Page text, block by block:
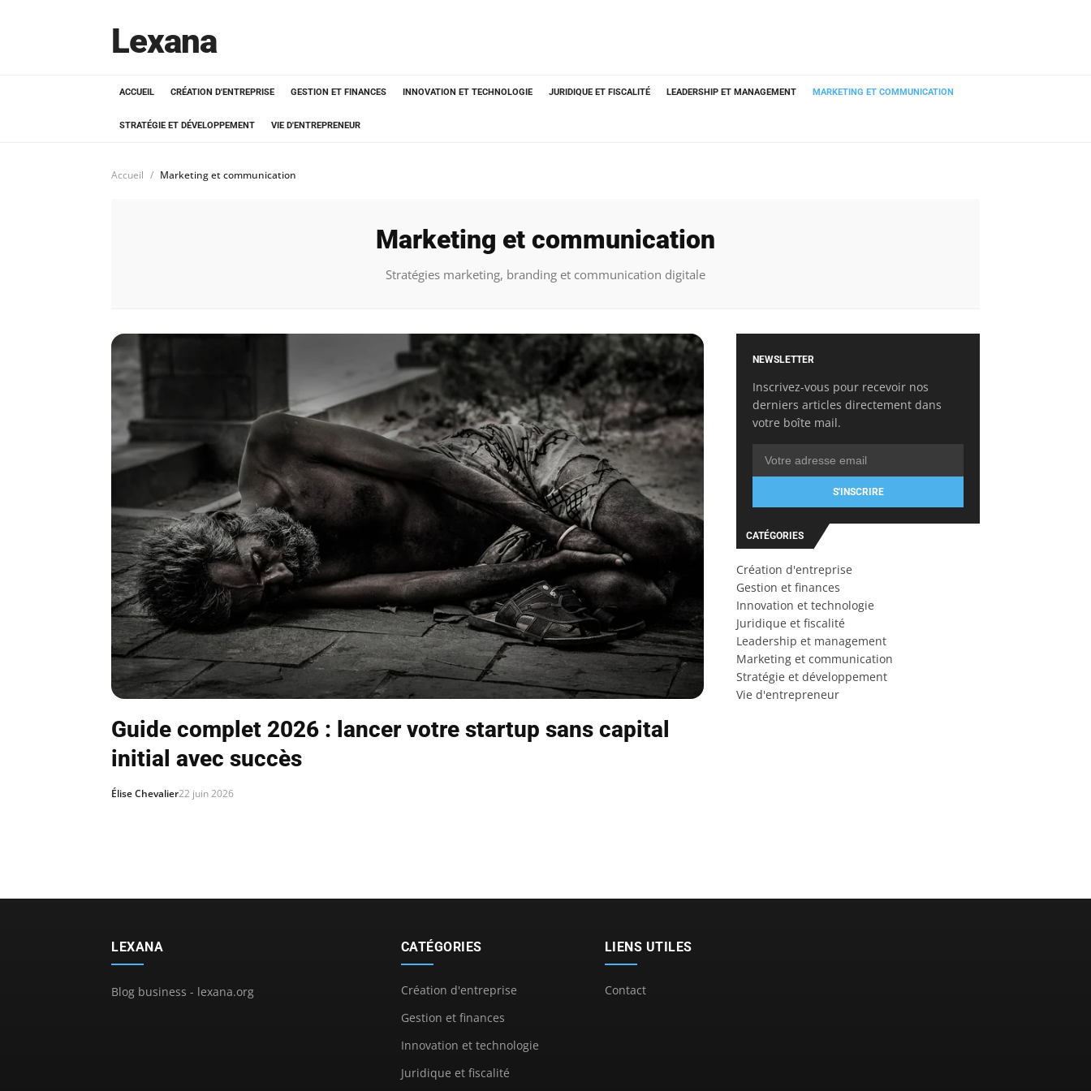
Lexana
ACCUEIL CRÉATION D'ENTREPRISE GESTION ET FINANCES INNOVATION ET TECHNOLOGIE JURIDIQUE ET FISCALITÉ LEADERSHIP ET MANAGEMENT MARKETING ET COMMUNICATION
STRATÉGIE ET DÉVELOPPEMENT VIE D'ENTREPRENEUR
Accueil Marketing et communication
Marketing et communication
Stratégies marketing, branding et communication digitale
Guide complet 2026 : lancer votre startup sans capital
initial avec succès
Élise Chevalier22 juin 2026
NEWSLETTER
Inscrivez-vous pour recevoir nos
derniers articles directement dans
votre boîte mail.
S'INSCRIRE
CATÉGORIES
Création d'entreprise
Gestion et finances
Innovation et technologie
Juridique et fiscalité
Leadership et management
Marketing et communication
Stratégie et développement
Vie d'entrepreneur
LEXANA
Blog business - lexana.org
CATÉGORIES
Création d'entreprise
Gestion et finances
Innovation et technologie
Juridique et fiscalité
LIENS UTILES
Contact